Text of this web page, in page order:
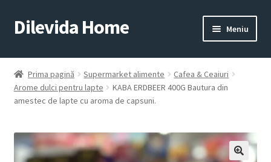
Sari
la
Sari
la
Dilevida Home Meniu
Prima pagină Supermarket alimente
Cafea & Ceaiuri
Arome dulci pentru lapte
KABA ERDBEER 400G Bautura din
amestec de lapte cu aroma de capsuni.